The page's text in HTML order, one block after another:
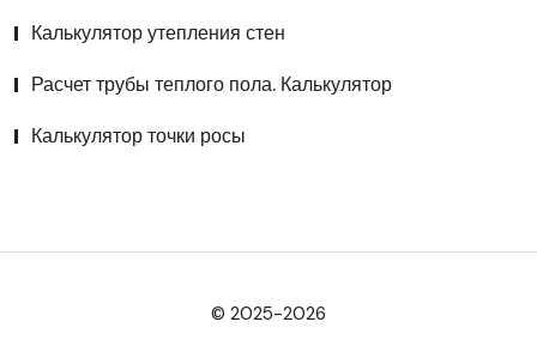
Калькулятор утепления стен
Расчет трубы теплого пола. Калькулятор
Калькулятор точки росы
© 2025-2026